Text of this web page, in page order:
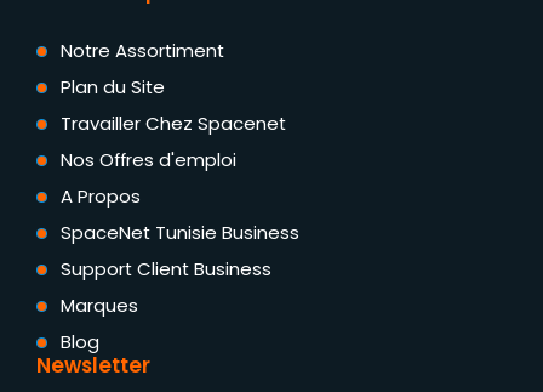
Notre Assortiment
Plan du Site
Travailler Chez Spacenet
Nos Offres d'emploi
A Propos
SpaceNet Tunisie Business
Support Client Business
Marques
Blog
Newsletter